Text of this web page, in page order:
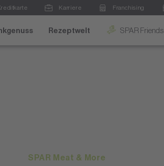
Karriere Franchising
Rezeptwelt SPAR Friends
SPAR Meat & More